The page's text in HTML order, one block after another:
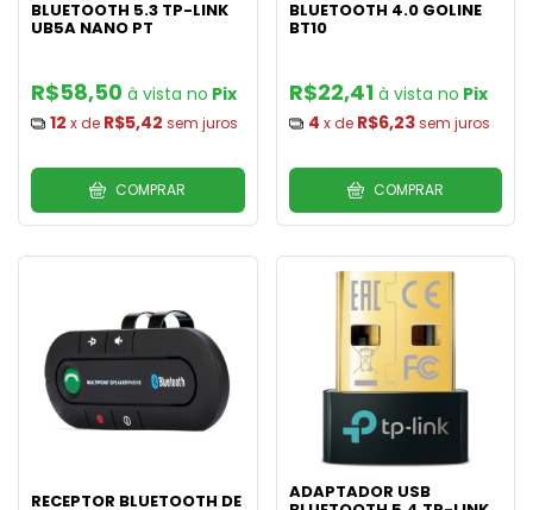
BLUETOOTH 5.3 TP-LINK
UB5A NANO PT
R$58,50
Pix
12 x de R$5,42 sem juros
COMPRAR
BLUETOOTH 4.0 GOLINE
BT10
R$22,41
Pix
4 x de R$6,23 sem juros
COMPRAR
RECEPTOR BLUETOOTH DE ADAPTADOR USB